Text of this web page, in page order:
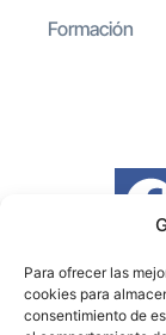
Para ofrecer las
cookies para
consentimiento de
Formación